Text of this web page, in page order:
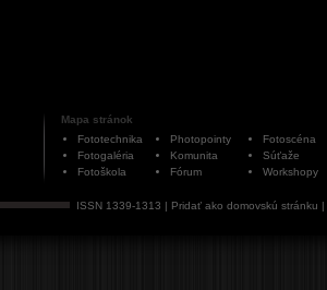
Mapa stránok
Fototechnika
Fotogaléria
Fotoškola
Photopointy
Komunita
Fórum
Fotoscéna
Súťaže
Workshopy
ISSN 1339-1313 | Pridať ako domovskú stránku |